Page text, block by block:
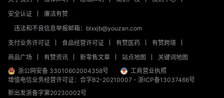
安全认证
廉洁有赞
违法和不良信息举报邮箱：blxxjb@youzan.com
支付业务许可证
食品经营许可证 有赞医药
有赞跨境
商品广场
有赞资讯 新零售文章 站点地图
关键词地图
浙公网安备 33010602004358号
工商营业执照
增值电信业务经营许可证：合字B2-20210007 - 浙ICP备13037466号
新出发浙备字第20230002号